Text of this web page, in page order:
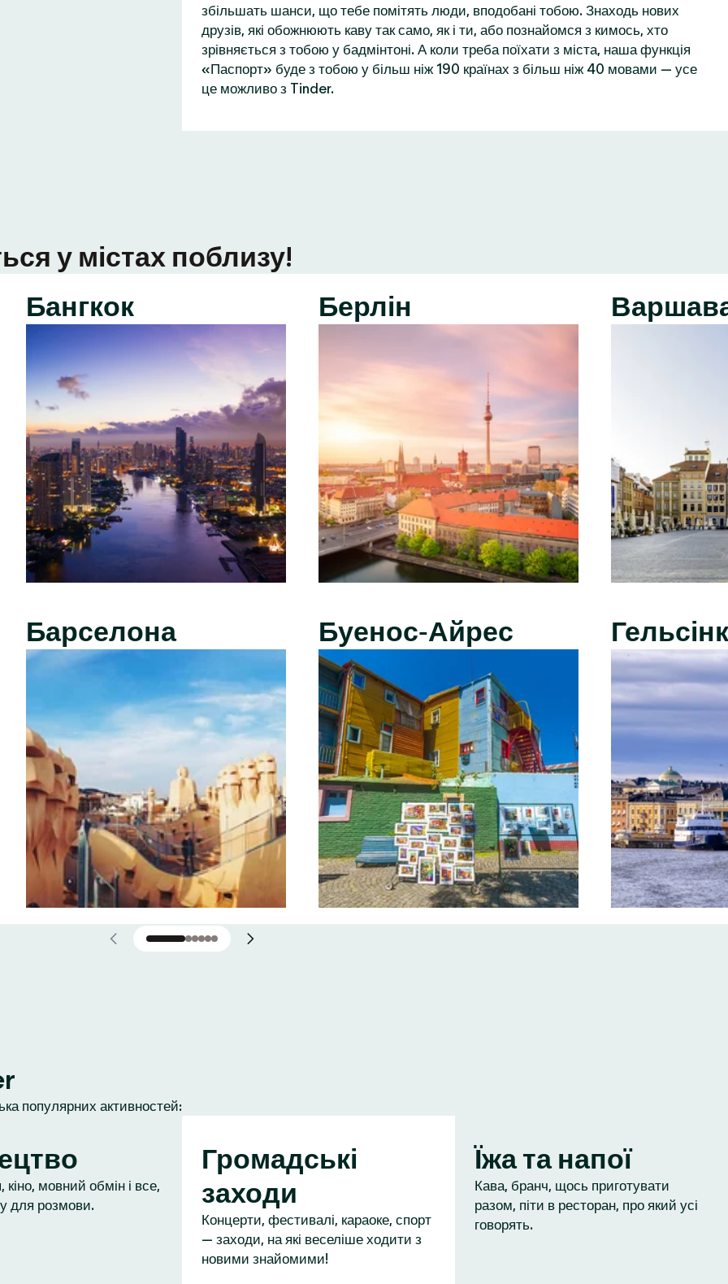
збільшать шанси, що тебе помітять люди, вподобані тобою. Знаходь нових
друзів, які обожнюють каву так само, як і ти, або познайомся з кимось, хто
зрівняється з тобою у бадмінтоні. А коли треба поїхати з міста, наша функція
«Паспорт» буде з тобою у більш ніж 190 країнах з більш ніж 40 мовами — усе
це можливо з Tinder.
у містах поблизу!
Бангкок
Барселона
Берлін
Буенос-Айрес
популярних активностей:
кіно, мовний обмін і все,
для розмови.
Громадські
заходи
Концерти, фестивалі, караоке, спорт
— заходи, на які веселіше ходити з
новими знайомими!
Їжа та напої
Кава, бранч, щось приготувати
разом, піти в ресторан, про який усі
говорять.